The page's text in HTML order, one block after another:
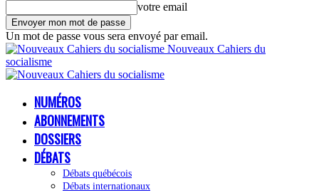
votre email
Un mot de passe vous sera envoyé par email.
Nouveaux Cahiers du
socialisme
NUMÉROS
ABONNEMENTS
DOSSIERS
DÉBATS
Débats québécois
Débats internationaux